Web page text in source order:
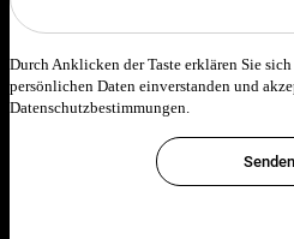
Durch Anklicken der Taste erklären Sie
persönlichen Daten einverstanden und
Datenschutzbestimmungen.